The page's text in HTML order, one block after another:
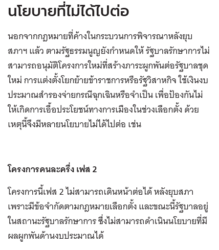
นโยบายที่ไม่ได้ไปต่อ
นอกจากกฎหมายที่ค้างในกระบวนการพิจารณาหลังยุบ
สภาฯ แล้ว ตามรัฐธรรมนูญยังกำหนดให้ รัฐบาลรักษาการไม่
สามารถอนุมัติโครงการใหม่ที่สร้างภาระผูกพันต่อรัฐบาลชุด
ใหม่ การแต่งตั้งโยกย้ายข้าราชการหรือรัฐวิสาหกิจ ใช้เงินงบ
ประมาณสำรองจ่ายกรณีฉุกเฉินหรือจำเป็น เพื่อป้องกันไม่
ให้เกิดการเอื้อประโยชน์ทางการเมืองในช่วงเลือกตั้ง ด้วย
เหตุนี้จึงมีหลายนโยบายไม่ได้ไปต่อ เช่น
โครงการคนละครึ่ง เฟส2
โครงการนี้เฟส 2 ไม่สามารถเดินหน้าต่อได้ หลังยุบสภา
เพราะมีข้อจำกัดตามกฎหมายเลือกตั้ง และขณะนี้รัฐบาลอยู่
ในสถานะรัฐบาลรักษาการ ซึ่งไม่สามารถดำเนินนโยบายที่มี
ผลผูกพันด้านงบประมาณได้